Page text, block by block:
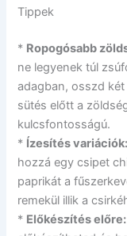
Tippek
* Ropogósabb
ne legyenek túl
adagban, osszd
sütés előtt a
kulcsfontosságú.
* Ízesítés variációk:
hozzá egy csipet
paprikát a
remekül illik a
* Előkészítés előre: